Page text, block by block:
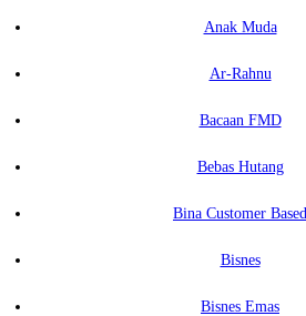
Anak Muda
Ar-Rahnu
Bacaan FMD
Bebas Hutang
Bina Customer Based
Bisnes
Bisnes Emas